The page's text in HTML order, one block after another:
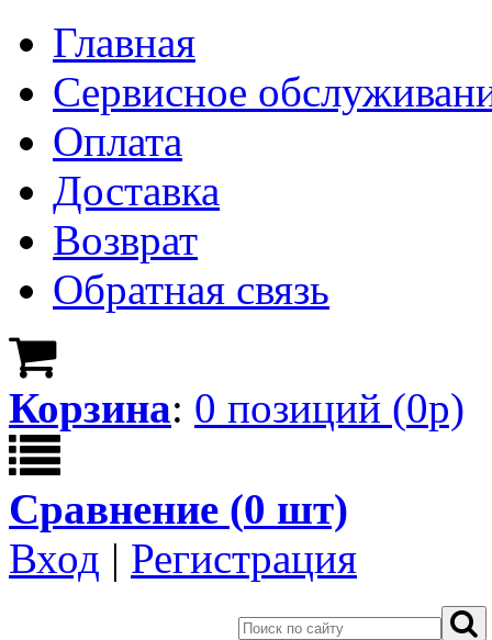
Главная
Сервисное
Оплата
Доставка
Возврат
Обратная связь
Корзина: 0 позиций (0р)
Сравнение (0 шт)
Вход | Регистрация